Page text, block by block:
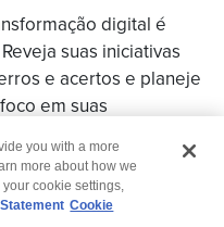
digital é
suas iniciativas
e acertos e planeje
em suas
you with a more
more about how we
cookie settings,
Cookie